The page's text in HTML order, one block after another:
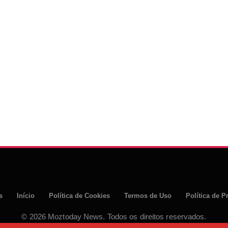
Início Política de Cookies Termos de Uso Política de
© 2026 Moztoday News. Todos os direitos reservados.